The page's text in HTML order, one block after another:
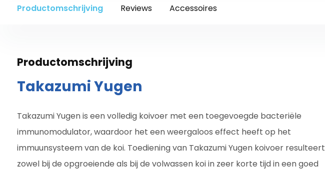
Productomschrijving Reviews Accessoires
Productomschrijving
Takazumi Yugen
Takazumi Yugen is een volledig koivoer met een toegevoegde bacteriële
immunomodulator, waardoor het een weergaloos effect heeft op het
immuunsysteem van de koi. Toediening van Takazumi Yugen koivoer resulteert
zowel bij de opgroeiende als bij de volwassen koi in zeer korte tijd in een goed